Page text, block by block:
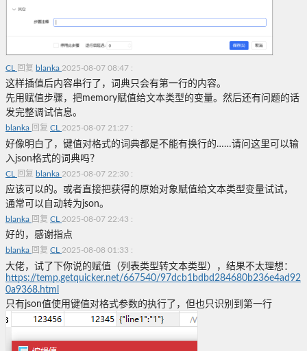
CL 回复 blanka 2025-08-07 08:47 :
这样插值后内容串行了，词典只会有第一行的内容。
先用赋值步骤，把memory赋值给文本类型的变量。然后还有问题的话
发完整调试信息。
blanka 回复 CL 2025-08-07 21:27 :
好像明白了，键值对格式的词典都是不能有换行的……请问这里可以输
入json格式的词典吗？
CL 回复 blanka 2025-08-07 22:30 :
应该可以的。或者直接把获得的原始对象赋值给文本类型变量试试，
通常可以自动转为json。
blanka 回复 CL 2025-08-07 22:43 :
好的，感谢指点
blanka 回复 CL 2025-08-08 01:33 :
大佬，试了下你说的赋值（列表类型转文本类型），结果不太理想：
https://temp.getquicker.net/667540/97dcb1bdbd284680b236e4ad92
0a9368.html
只有json值使用键值对格式参数的执行了，但也只识别到第一行